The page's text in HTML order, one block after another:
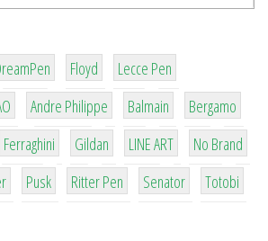
1 2
Floyd
2
Lecce Pen
1
Andre Philippe
4
Balmain
26
Bergamo
4
Ferraghini
42
Gildan
4
LINE ART
90
No Brand
2
Pusk
22
Ritter Pen
15
Senator
43
Totobi